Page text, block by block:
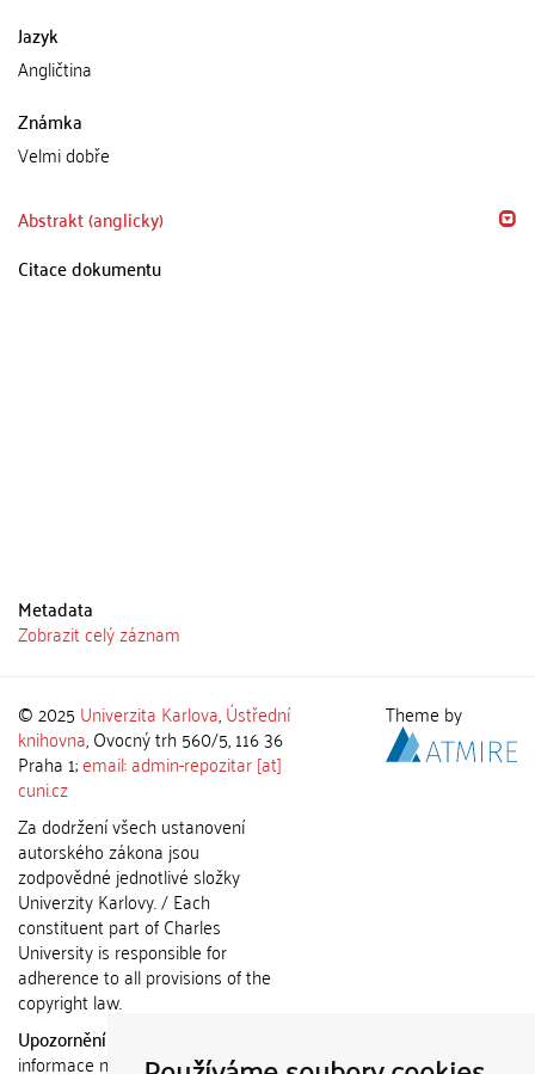
Jazyk
Angličtina
Známka
Velmi dobře
Abstrakt (anglicky)
Citace dokumentu
Metadata
Zobrazit celý záznam
© 2025 Univerzita Karlova,Ústřední
knihovna, Ovocný trh 560/5, 116 36
Praha 1;email: admin-repozitar [at]
cuni.cz
Za dodržení všech ustanovení
autorského zákona jsou
zodpovědné jednotlivé složky
Univerzity Karlovy. / Each
constituent part of Charles
University is responsible for
adherence to all provisions of the
copyright law.
Upozornění / Notice:
informace nemohou být použity k
Theme by